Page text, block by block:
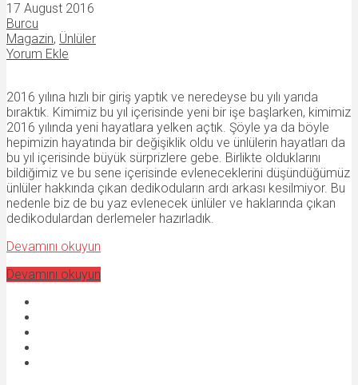
17 August 2016
Burcu
Magazin, Ünlüler
Yorum Ekle
2016 yılına hızlı bir giriş yaptık ve neredeyse bu yılı yarıda
bıraktık. Kimimiz bu yıl içerisinde yeni bir işe başlarken, kimimiz
2016 yılında yeni hayatlara yelken açtık. Şöyle ya da böyle
hepimizin hayatında bir değişiklik oldu ve ünlülerin hayatları da
bu yıl içerisinde büyük sürprizlere gebe. Birlikte olduklarını
bildiğimiz ve bu sene içerisinde evleneceklerini düşündüğümüz
ünlüler hakkında çıkan dedikoduların ardı arkası kesilmiyor. Bu
nedenle biz de bu yaz evlenecek ünlüler ve haklarında çıkan
dedikodulardan derlemeler hazırladık.
Devamını okuyun
Devamını okuyun